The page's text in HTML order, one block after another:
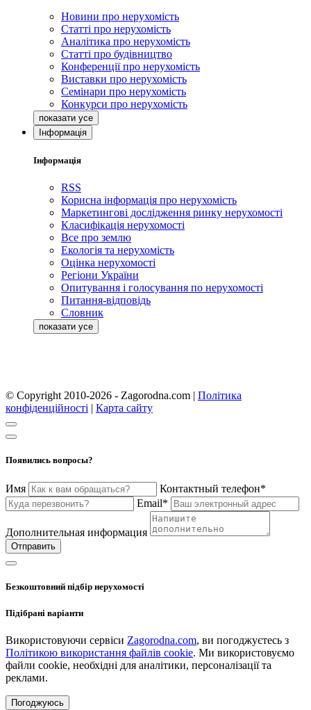
Новини про нерухомість
Статті про нерухомість
Аналітика про нерухомість
Статті про будівництво
Конференції про нерухомість
Виставки про нерухомість
Семінари про нерухомість
Конкурси про нерухомість
Інформація
Інформація
RSS
Корисна інформація про нерухомість
Маркетингові дослідження ринку нерухомості
Класифікація нерухомості
Все про землю
Екологія та нерухомість
Оцінка нерухомості
Регіони України
Опитування і голосування по нерухомості
Питання-відповідь
Словник
© Copyright 2010-2026 - Zagorodna.com | Політика
конфіденційності | Карта сайту
Появились вопросы?
Имя
Контактный телефон*
Email*
Дополнительная информация
Отправить
Безкоштовний підбір нерухомості
Підібрані варіанти
Використовуючи сервіси Zagorodna.com, ви погоджуєтесь з
Політикою використання файлів cookie. Ми використовуємо
файли cookie, необхідні для аналітики, персоналізації та
реклами.
Погоджуюсь